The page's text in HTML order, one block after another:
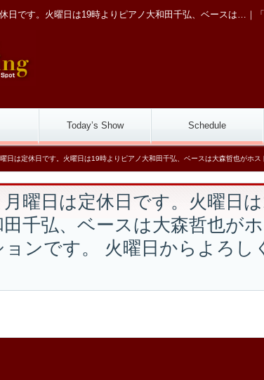
日です。火曜日は19時よりピアノ大和田千弘、ベースは…｜「
Today’s Show Schedule
日は定休日です。火曜日は19時よりピアノ大和田千弘、ベースは大森哲也がホ
曜日は定休日です。火曜日
田千弘、ベースは大森哲也が
ョンです。 火曜日からよろし